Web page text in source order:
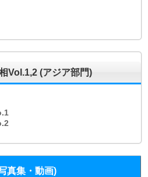
Vol.1,2 (アジア部門)
真集・動画)